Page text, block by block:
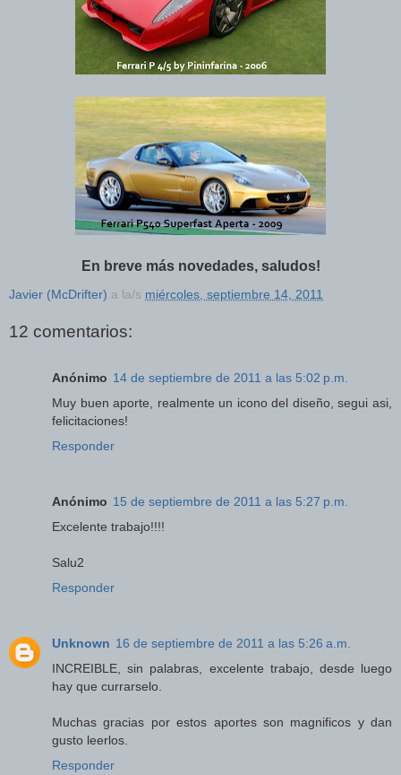
En breve más novedades, saludos!
Javier (McDrifter) a la/s miércoles, septiembre 14, 2011
12 comentarios:
Anónimo 14 de septiembre de 2011 a las 5:02 p.m.
Muy buen aporte, realmente un icono del diseño, segui asi,
felicitaciones!
Responder
Anónimo 15 de septiembre de 2011 a las 5:27 p.m.
Excelente trabajo!!!!
Salu2
Responder
Unknown 16 de septiembre de 2011 a las 5:26 a.m.
INCREIBLE, sin palabras, excelente trabajo, desde luego
hay que currarselo.
Muchas gracias por estos aportes son magnificos y dan
gusto leerlos.
Responder